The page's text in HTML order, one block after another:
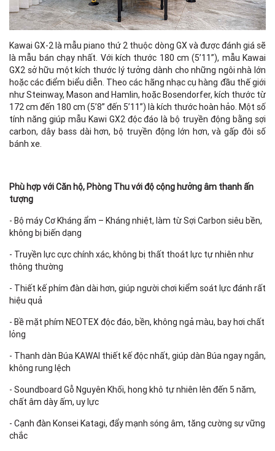
Kawai GX-2 là mẫu piano thứ 2 thuộc dòng GX và được đánh giá sẽ
là mẫu bán chạy nhất. Với kích thước 180 cm (5’11”), mẫu Kawai
GX2 sở hữu một kích thước lý tưởng dành cho những ngôi nhà lớn
hoặc các điểm biểu diễn. Theo các hãng nhạc cụ hàng đầu thế giới
như Steinway, Mason and Hamlin, hoặc Bosendorfer, kích thước từ
172 cm đến 180 cm (5’8” đến 5’11”) là kích thước hoàn hảo. Một số
tính năng giúp mẫu Kawi GX2 độc đáo là bộ truyền động bằng sợi
carbon, dây bass dài hơn, bộ truyền động lớn hơn, và gấp đôi số
bánh xe.
Phù hợp với Căn hộ, Phòng Thu với độ cộng hưởng âm thanh ấn
tượng
- Bộ máy Cơ Kháng ẩm – Kháng nhiệt, làm từ Sợi Carbon siêu bền,
không bị biến dạng
- Truyền lực cực chính xác, không bị thất thoát lực tự nhiên như
thông thường
- Thiết kế phím đàn dài hơn, giúp người chơi kiểm soát lực đánh rất
hiệu quả
- Bề mặt phím NEOTEX độc đáo, bền, không ngả màu, bay hơi chất
lỏng
- Thanh dàn Búa KAWAI thiết kế độc nhất, giúp dàn Búa ngay ngắn,
không rung lệch
- Soundboard Gỗ Nguyên Khối, hong khô tự nhiên lên đến 5 năm,
chất âm dày ấm, uy lực
- Cạnh đàn Konsei Katagi, đẩy mạnh sóng âm, tăng cường sự vững
chắc